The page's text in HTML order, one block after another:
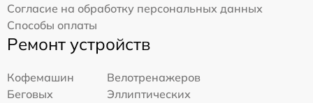
Согласие на обработку персональных данных
Способы оплаты
Ремонт устройств
Кофемашин
Велотренажеров
Беговых
Эллиптических